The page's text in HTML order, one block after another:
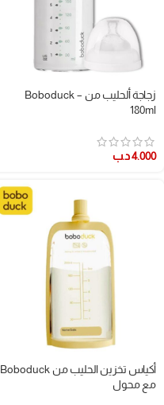
زجاجة ألحليب من Boboduck –
180ml
4.000د.ب
أكياس تخزين الحليب من Boboduck
مع محول